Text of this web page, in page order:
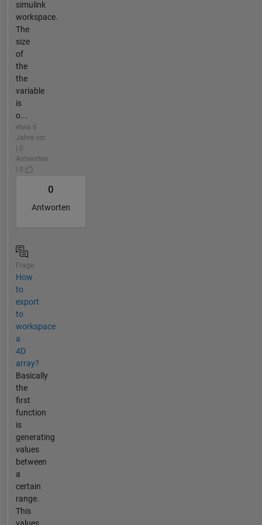
simulink
workspace.
The
size
of
the
the
variable
is
o...
etwa 6
Jahre vor
| 0
Antworten
| 0
0
Antworten
Frage
How
to
export
to
workspace
a
4D
array?
Basically
the
first
function
is
generating
values
between
a
certain
range.
This
values